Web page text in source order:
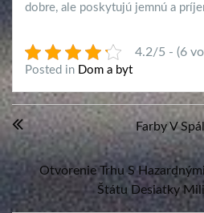
dobre, ale poskytujú jemnú a
4.2/5 - (6
Posted in Dom a byt
Navigácia
v
článku
Farby V
Otvorenie Trhu S
Štátu Desiatky